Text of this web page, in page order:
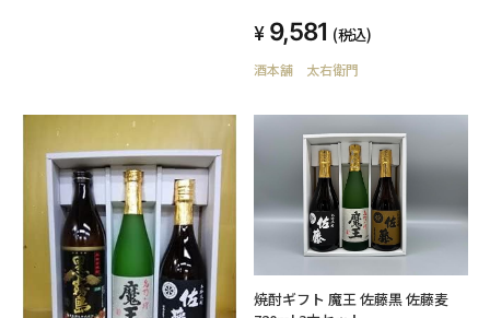
9,581 (税込)
酒本舗 太右衛門
焼酎ギフト 魔王 佐藤黒 佐藤麦